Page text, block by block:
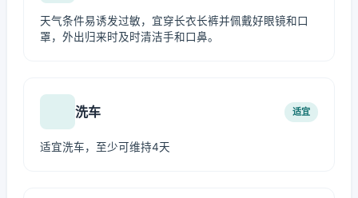
天气条件易诱发过敏，宜穿长衣长裤并佩戴好眼镜和口
罩，外出归来时及时清洁手和口鼻。
洗车 适宜
适宜洗车，至少可维持4天